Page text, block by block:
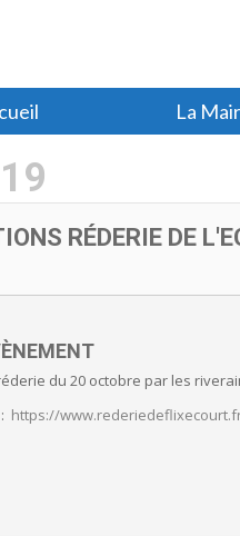
La
RÉDERIE DE
du 20 octobre par les
https://